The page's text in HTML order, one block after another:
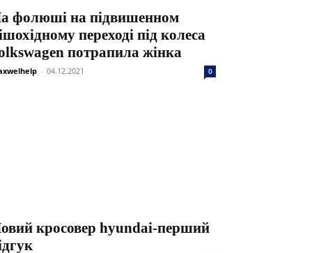
фолюші на підвишенном
переході під колеса
потрапила жінка
- 04.12.2021 0
кросовер hyundai-перший